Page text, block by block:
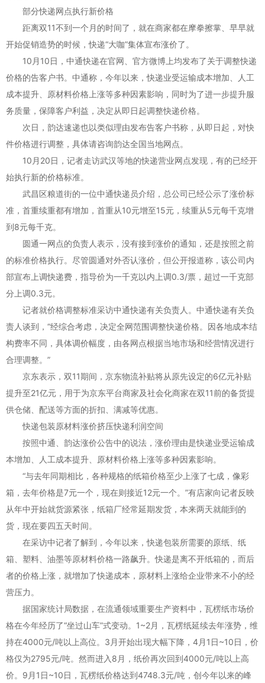
部分快递网点执行新价格
距离双11不到一个月的时间了，就在商家都在摩拳擦掌、早早就
开始促销造势的时候，快递“大咖”集体宣布涨价了。
10月10日，中通快递在官网、官方微博上均发布了关于调整快递
价格的告客户书。中通称，今年以来，快递业受运输成本增加、人工
成本提升、原材料价格上涨等多种因素影响，同时为了进一步提升服
务质量，保障客户利益，决定从即日起调整快递价格。
次日，韵达速递也以类似理由发布告客户书称，从即日起，对快
件价格进行调整，具体请咨询韵达全国当地网点。
10月20日，记者走访武汉等地的快递营业网点发现，有的已经开
始执行新的价格标准。
武昌区粮道街的一位中通快递员介绍，总公司已经公示了涨价标
准，首重续重都有增加，首重从10元增至15元，续重从5元每千克增
到8元每千克。
圆通一网点的负责人表示，没有接到涨价的通知，还是按照之前
的标准价格执行。尽管圆通对外否认涨价，但公开报道称，该公司内
部宣布上调快递费，指导价为一千克以内上调0.3/票，超过一千克部
分上调0.3元。
记者就价格调整标准采访中通快递有关负责人。中通快递有关负
责人谈到，“经综合考虑，决定全网范围调整快递价格。因各地成本结
构费率不同，具体调价幅度，由各网点根据当地市场和经营情况进行
合理调整。”
京东表示，双11期间，京东物流补贴将从原先设定的6亿元补贴
提升至21亿元，用于为京东平台商家及社会化商家在双11前的备货提
供仓储、配送等方面的折扣、满减等优惠。
快递包装原材料涨价挤压快递利润空间
按照中通、韵达涨价公告中的说法，涨价理由是快递业受运输成
本增加、人工成本提升、原材料价格上涨等多种因素影响。
“与去年同期相比，各种规格的纸箱价格至少上涨了七成，像彩
箱，去年价格是7元一个，现在则接近12元一个。”有店家向记者反映
从年中开始就货源紧张，纸箱厂经常延期发货，本来两天就能到的
货，现在要四五天时间。
在采访中记者了解到，今年以来，快递包装所需要的原纸、纸
箱、塑料、油墨等原材料价格一路飙升。快递是离不开纸箱的，而后
者的价格上涨，就增加了快递成本，原材料上涨给企业带来不小的经
营压力。
据国家统计局数据，在流通领域重要生产资料中，瓦楞纸市场价
格在今年经历了“坐过山车”式变动。1~2月，瓦楞纸延续去年涨势，维
持在4000元/吨以上高位。3月开始出现大幅下降，4月1日~10日，价
格仅为2795元/吨。然而进入8月，纸价再次回到4000元/吨以上高
价。9月1日~10日，瓦楞纸价格达到4748.3元/吨，创今年以来的峰